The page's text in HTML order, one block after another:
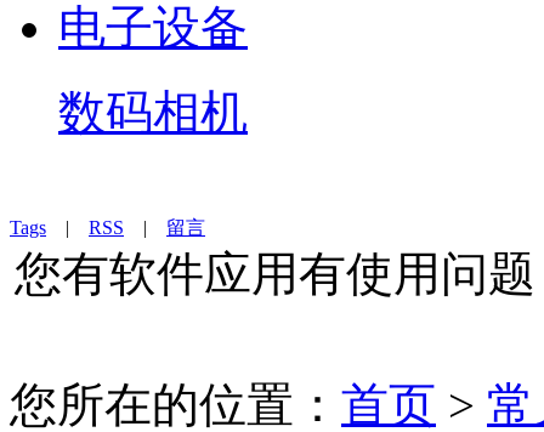
电子设备
数码相机
Tags | RSS | 留言
您有软件应用有使用问
您所在的位置： 首页 >